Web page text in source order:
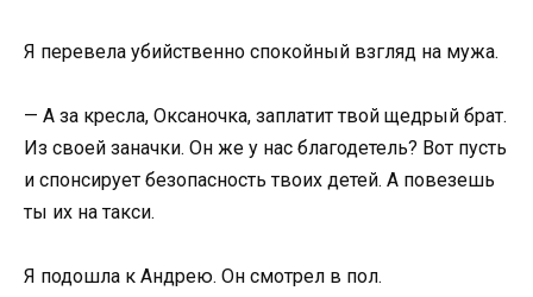
Я перевела убийственно спокойный взгляд на мужа.
— А за кресла, Оксаночка, заплатит твой щедрый брат.
Из своей заначки. Он же у нас благодетель? Вот пусть
и спонсирует безопасность твоих детей. А повезешь
ты их на такси.
Я подошла к Андрею. Он смотрел в пол.